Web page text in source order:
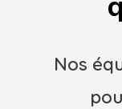
Nos